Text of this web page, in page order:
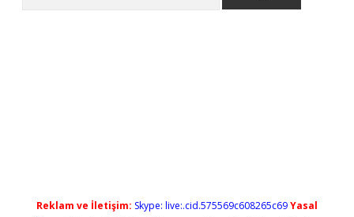
Reklam ve İletişim: Skype: live:.cid.575569c608265c69Yasal